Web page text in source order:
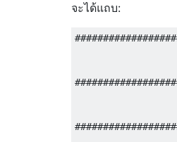
จะได้แถบ: